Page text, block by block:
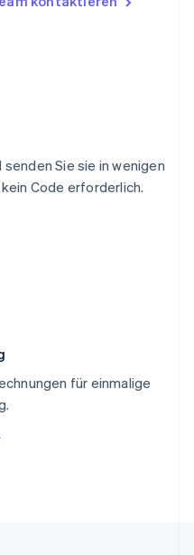
Sie sie in wenigen
Code erforderlich.
für einmalige